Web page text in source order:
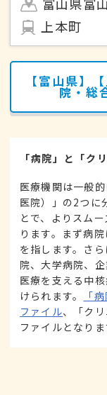
上本町
【富山県】
院・総
「病院」と「ク
医療機関は一般
医院）」の2つに
とで、よりスム
ります。まず病
を指します。さ
院、大学病院、
医療を支える中
けられます。
「
ファイル、「ク
ファイルとなりま